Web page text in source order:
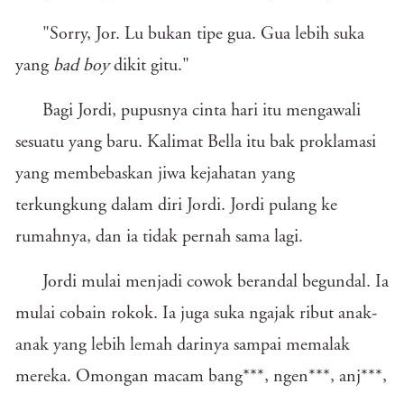
"Sorry, Jor. Lu bukan tipe gua. Gua lebih suka
yang bad boydikit gitu."
Bagi Jordi, pupusnya cinta hari itu mengawali
sesuatu yang baru. Kalimat Bella itu bak proklamasi
yang membebaskan jiwa kejahatan yang
terkungkung dalam diri Jordi. Jordi pulang ke
rumahnya, dan ia tidak pernah sama lagi.
Jordi mulai menjadi cowok berandal begundal. Ia
mulai cobain rokok. Ia juga suka ngajak ribut anak-
anak yang lebih lemah darinya sampai memalak
mereka. Omongan macam bang***, ngen***, anj***,